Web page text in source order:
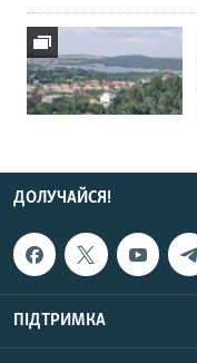
ДОЛУЧАЙСЯ!
ПІДТРИМКА